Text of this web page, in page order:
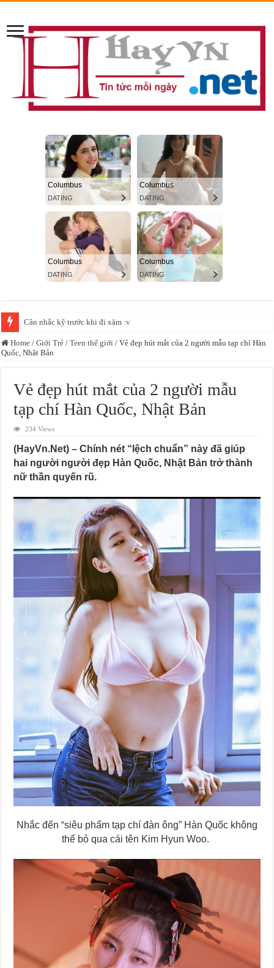
Camera ghi lại được cảnh này, vãi linh hồn thiếu nữ =)))
Home / Giới Trẻ / Teen thế giới / Vẻ đẹp hút mắt của 2 người mẫu tạp chí Hàn
Quốc, Nhật Bản
Vẻ đẹp hút mắt của 2 người mẫu
tạp chí Hàn Quốc, Nhật Bản
234 Views
(HayVn.Net) – Chính nét “lệch chuẩn” này đã giúp
hai người người đẹp Hàn Quốc, Nhật Bản trở thành
nữ thần quyến rũ.
Nhắc đến “siêu phẩm tạp chí đàn ông” Hàn Quốc không
thể bỏ qua cái tên Kim Hyun Woo.